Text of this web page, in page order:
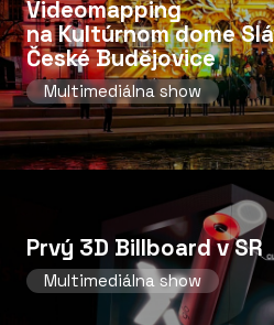
Videomapping
na Kultúrnom dome
České Budějovice
Multimediálna show
Prvý 3D Billboard v SR
Multimediálna show